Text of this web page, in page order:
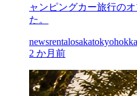
ャンピングカー旅行の
た。
newsrentalosakatokyo
2 か月前